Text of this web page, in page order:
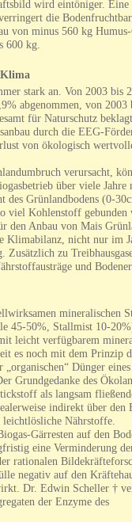
wird eintöniger. Eine
die
von minus 560 kg
600 kg.
stark an. Von 2003 bis
abgenommen, von 2003
für Naturschutz
durch die EEG-
von ökologisch
verursacht,
über viele Jahre
des Grünlandbodens (0-
viel Kohlenstoff gebunden
den Anbau von Mais
Klimabilanz, nicht nur im
Zusätzlich zu
und
mineralischen
45-50%, Stallmist 10-
leicht verfügbarem
es noch mit dem Prinzip
Dünger eines
Grundgedanke des
als langsam
indirekt über den
Nährstoffe.
Gärresten auf den
eine Verminderung
rationalen
negativ auf den
Dr. Edwin Scheller †
der Enzyme des